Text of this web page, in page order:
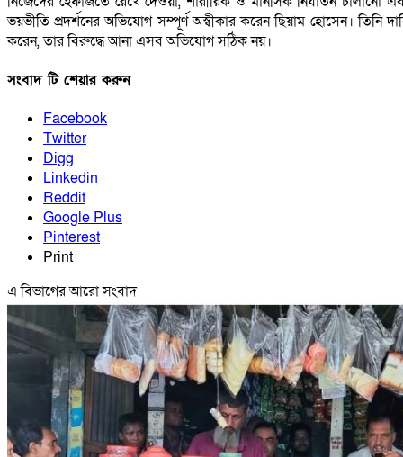
ভয়ভীতি প্রদর্শনের অভিযোগ সম্পূর্ণ অস্বীকার করেন ছিয়াম হোসেন। তিনি
করেন, তার বিরুদ্ধে আনা এসব অভিযোগ সঠিক নয়।
সংবাদ টি শেয়ার করুন
Facebook
Twitter
Digg
Linkedin
Reddit
Google Plus
Pinterest
Print
এ বিভাগের আরো সংবাদ